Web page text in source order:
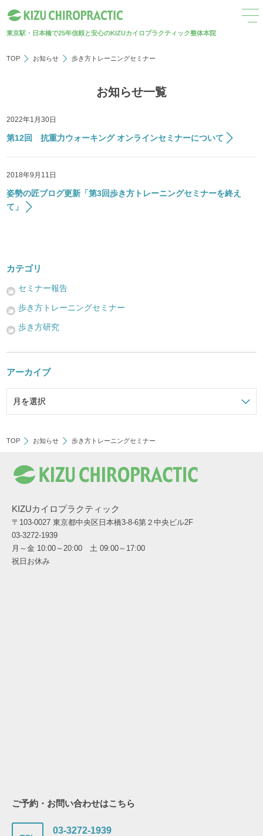
東京駅・日本橋で25年信頼と安心のKIZUカイロプラクティック整体本院
TOP お知らせ 歩き方トレーニングセミナー
お知らせ一覧
2022年1月30日
第12回 抗重力ウォーキング オンラインセミナーについて
2018年9月11日
姿勢の匠ブログ更新「第3回歩き方トレーニングセミナーを終え
て」
カテゴリ
セミナー報告
歩き方トレーニングセミナー
歩き方研究
アーカイブ
TOP お知らせ 歩き方トレーニングセミナー
KIZUカイロプラクティック
〒103-0027 東京都中央区日本橋3-8-6第２中央ビル2F
03-3272-1939
月～金 10:00～20:00 土 09:00～17:00
祝日お休み
ご予約・お問い合わせはこちら
03-3272-1939